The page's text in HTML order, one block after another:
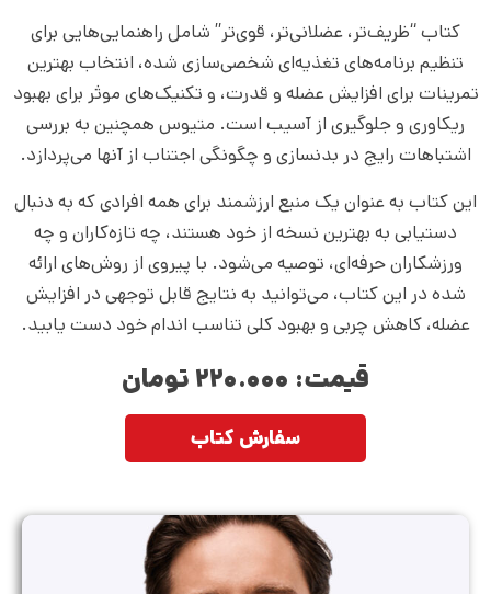
کتاب “ظریف‌تر، عضلانی‌تر، قوی‌تر” شامل راهنمایی‌هایی برای
تنظیم برنامه‌های تغذیه‌ای شخصی‌سازی شده، انتخاب بهترین
تمرینات برای افزایش عضله و قدرت، و تکنیک‌های موثر برای بهبود
ریکاوری و جلوگیری از آسیب است. متیوس همچنین به بررسی
اشتباهات رایج در بدنسازی و چگونگی اجتناب از آنها می‌پردازد.
این کتاب به عنوان یک منبع ارزشمند برای همه افرادی که به دنبال
دستیابی به بهترین نسخه از خود هستند، چه تازه‌کاران و چه
ورزشکاران حرفه‌ای، توصیه می‌شود. با پیروی از روش‌های ارائه
شده در این کتاب، می‌توانید به نتایج قابل توجهی در افزایش
عضله، کاهش چربی و بهبود کلی تناسب اندام خود دست یابید.
قیمت: ۲۲۰.۰۰۰ تومان
سفارش کتاب